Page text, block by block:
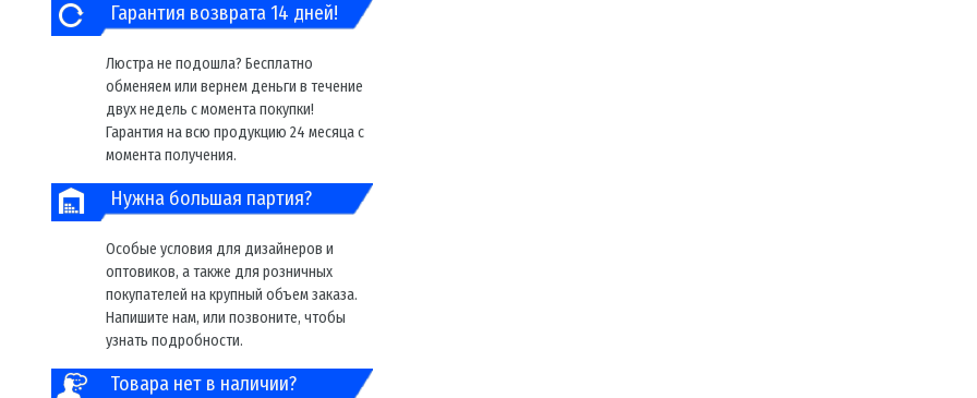
Гарантия возврата 14 дней!
Люстра не подошла? Бесплатно
обменяем или вернем деньги в течение
двух недель с момента покупки!
Гарантия на всю продукцию 24 месяца с
момента получения.
Нужна большая партия?
Особые условия для дизайнеров и
оптовиков, а также для розничных
покупателей на крупный объем заказа.
Напишите нам, или позвоните, чтобы
узнать подробности.
Товара нет в наличии?